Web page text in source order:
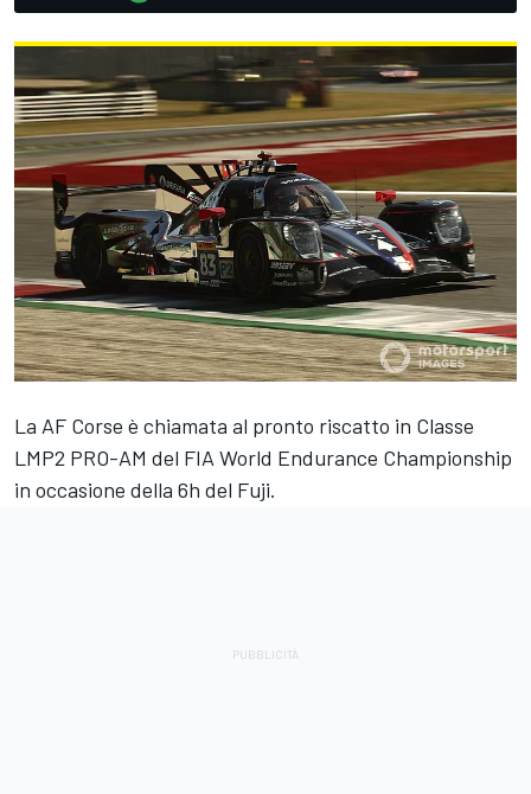
La AF Corse è chiamata al pronto riscatto in Classe
LMP2 PRO-AM del FIA World Endurance Championship
in occasione della 6h del Fuji.